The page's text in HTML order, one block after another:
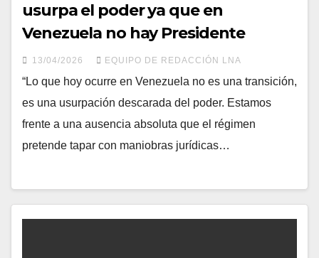
usurpa el poder ya que en
Venezuela no hay Presidente
13/04/2026 EQUIPO DE REDACCIÓN LNA
“Lo que hoy ocurre en Venezuela no es una transición,
es una usurpación descarada del poder. Estamos
frente a una ausencia absoluta que el régimen
pretende tapar con maniobras jurídicas…